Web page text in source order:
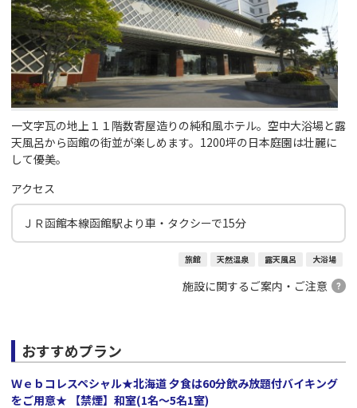
一文字瓦の地上１１階数寄屋造りの純和風ホテル。空中大浴場と露
天風呂から函館の街並が楽しめます。1200坪の日本庭園は壮麗に
して優美。
アクセス
ＪＲ函館本線函館駅より車・タクシーで15分
旅館 天然温泉 露天風呂 大浴場
施設に関するご案内・ご注意
おすすめプラン
Ｗｅｂコレスペシャル★北海道 夕食は60分飲み放題付バイキング
をご用意★ 【禁煙】和室(1名～5名1室)